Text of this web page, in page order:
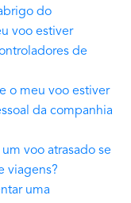
do
voo estiver
de
o meu voo estiver
da companhia
voo atrasado se
viagens?
uma